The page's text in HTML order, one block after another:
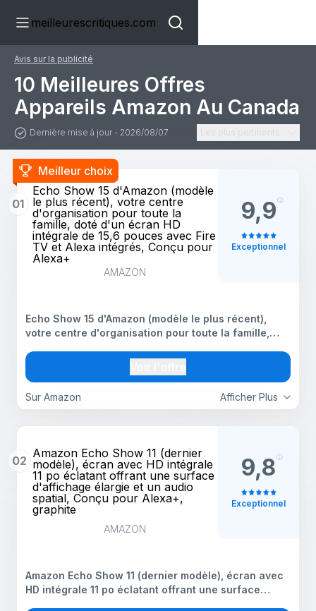
meilleurescritiques.com
Avis sur la publicité
10 Meilleures Offres
Appareils Amazon Au Canada
Dernière mise à jour - 2026/08/07 Les plus pertinents
Meilleur choix
01
Echo Show 15 d'Amazon (modèle
le plus récent), votre centre
d'organisation pour toute la
famille, doté d'un écran HD
intégrale de 15,6 pouces avec Fire
TV et Alexa intégrés, Conçu pour
Alexa+
AMAZON
Afficher Plus
Sur Amazon
Echo Show 15 d'Amazon (modèle le plus récent),
votre centre d'organisation pour toute la famille,
Fire TV et Alexa intégrés, Conçu pour Alexa+
9,9
Exceptionnel
02
Amazon Echo Show 11 (dernier
modèle), écran avec HD intégrale
11 po éclatant offrant une surface
d'affichage élargie et un audio
spatial, Conçu pour Alexa+,
graphite
AMAZON
Amazon Echo Show 11 (dernier modèle), écran avec
HD intégrale 11 po éclatant offrant une surface
9,8
Exceptionnel